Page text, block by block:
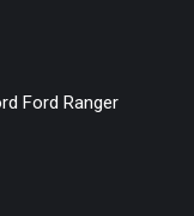
Ford Ranger